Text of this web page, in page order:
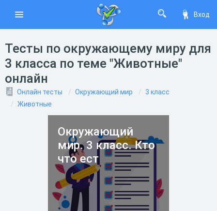
Вход
Тесты по окружающему миру для
3 класса по теме "Животные"
онлайн
Онлайн тесты Окружающий мир
3 класс
Животные
Окружающий
мир. 3 класс. Кто
что ест